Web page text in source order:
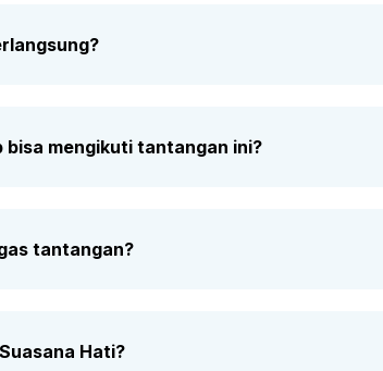
bisa mengikuti tantangan ini?
tantangan?
Hati?